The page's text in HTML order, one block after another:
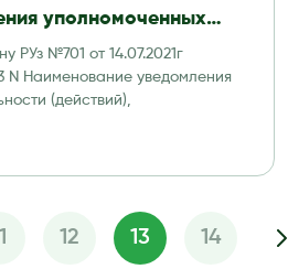
уполномоченных
РУз №701 от 14.07.2021г
N Наименование уведомления
(действий),
Пагинация
12 13 14